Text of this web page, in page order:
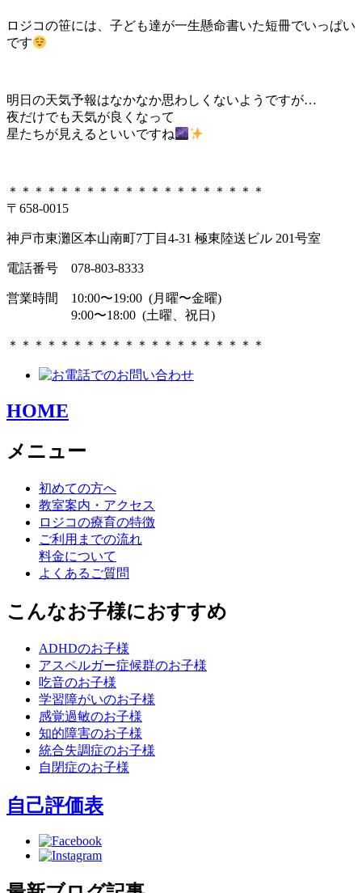
ロジコの笹には、子ども達が一生懸命書いた短冊でいっぱい
です
明日の天気予報はなかなか思わしくないようですが…
夜だけでも天気が良くなって
星たちが見えるといいですね
＊＊＊＊＊＊＊＊＊＊＊＊＊＊＊＊＊＊＊＊
〒658-0015
神戸市東灘区本山南町7丁目4-31 極東陸送ビル 201号室
電話番号 078-803-8333
営業時間 10:00〜19:00 (月曜〜金曜)
9:00〜18:00 (土曜、祝日)
＊＊＊＊＊＊＊＊＊＊＊＊＊＊＊＊＊＊＊＊
HOME
メニュー
初めての方へ
教室案内・アクセス
ロジコの療育の特徴
ご利用までの流れ
料金について
よくあるご質問
こんなお子様におすすめ
ADHDのお子様
アスペルガー症候群のお子様
吃音のお子様
学習障がいのお子様
感覚過敏のお子様
知的障害のお子様
統合失調症のお子様
自閉症のお子様
自己評価表